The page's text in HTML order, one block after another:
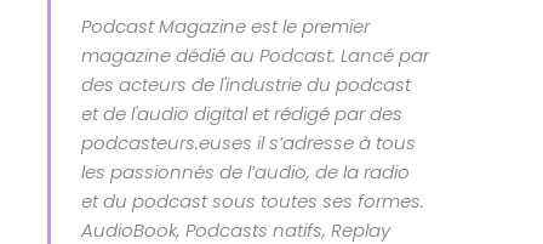
Podcast Magazine est le premier
magazine dédié au Podcast. Lancé par
des acteurs de l'industrie du podcast
et de l'audio digital et rédigé par des
podcasteurs.euses il s’adresse à tous
les passionnés de l’audio, de la radio
et du podcast sous toutes ses formes.
AudioBook, Podcasts natifs, Replay